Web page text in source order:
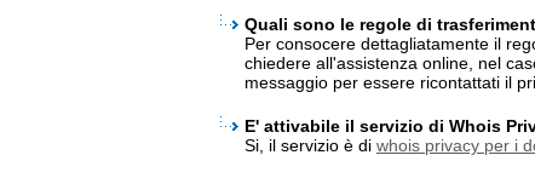
Quali sono le regole di
Per consocere dettagliatamente il
chiedere all'assistenza online, nel
messaggio per essere ricontattati il
E' attivabile il servizio di Whois
Si, il servizio è di whois privacy per i